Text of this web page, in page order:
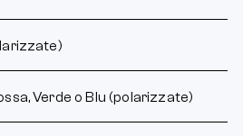
Verde o Blu (polarizzate)